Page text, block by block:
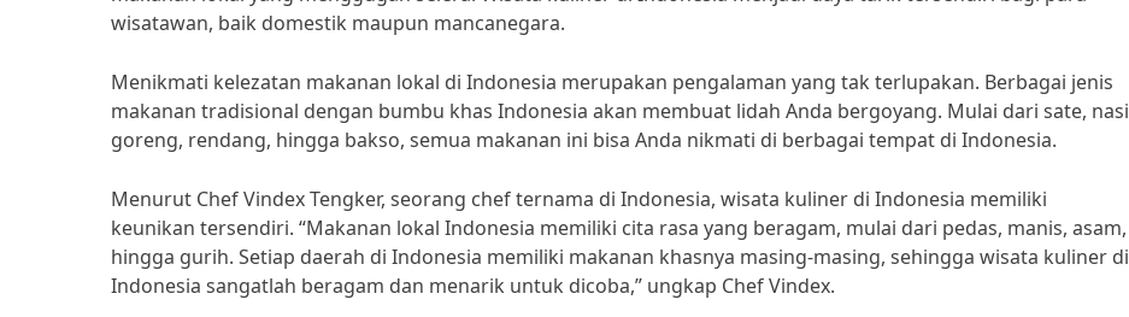
wisatawan, baik domestik maupun mancanegara.
Menikmati kelezatan makanan lokal di Indonesia merupakan pengalaman yang tak terlupakan. Berbagai jenis
makanan tradisional dengan bumbu khas Indonesia akan membuat lidah Anda bergoyang. Mulai dari sate, nasi
goreng, rendang, hingga bakso, semua makanan ini bisa Anda nikmati di berbagai tempat di Indonesia.
Menurut Chef Vindex Tengker, seorang chef ternama di Indonesia, wisata kuliner di Indonesia memiliki
keunikan tersendiri. “Makanan lokal Indonesia memiliki cita rasa yang beragam, mulai dari pedas, manis, asam,
hingga gurih. Setiap daerah di Indonesia memiliki makanan khasnya masing-masing, sehingga wisata kuliner di
Indonesia sangatlah beragam dan menarik untuk dicoba,” ungkap Chef Vindex.